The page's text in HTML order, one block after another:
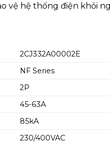
vệ hệ thống điện khỏi
2CJ332A00002E
NF Series
2P
45-63A
85kA
230/400VAC